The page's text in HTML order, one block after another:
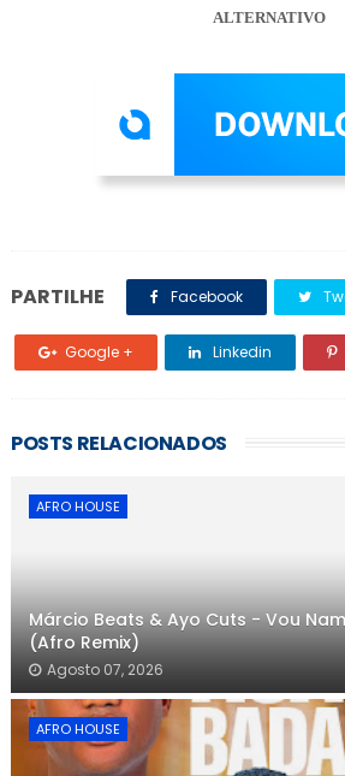
ALTERNATIVO
PARTILHE Facebook
Google + Linkedin
POSTS RELACIONADOS
AFRO HOUSE
Márcio Beats & Ayo Cuts - Vou
(Afro Remix)
Agosto 07, 2026
AFRO HOUSE